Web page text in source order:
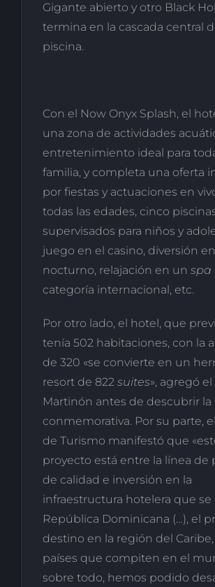
Gigante abierto y otro Black
termina en la cascada central
piscina.
Con el Now Onyx Splash, el
una zona de actividades
entretenimiento ideal para
familia, y completa una oferta
por fiestas y actuaciones en
todas las edades, cinco
supervisados para niños y
juego en el casino, diversión
nocturno, relajación en un spa
categoría internacional, etc.
Por otro lado, el hotel, que
tenía 502 habitaciones, con la
de 320 «se convierte en un
resort de 822 suites», agregó el
Martinón antes de descubrir la
conmemorativa. Por su parte,
de Turismo manifestó que
proyecto está entre la línea de
de calidad e inversión en la
infraestructura hotelera que se
República Dominicana (…), el
destino en la región del
países que compiten en el
sobre todo, hemos podido